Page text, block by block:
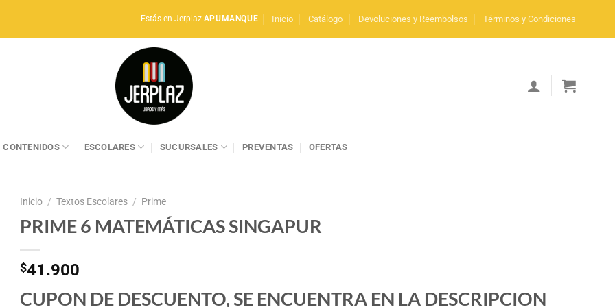
Estás en Jerplaz APUMANQUE Inicio Catálogo Devoluciones y Reembolsos Términos y Condiciones
CONTENIDOS ESCOLARES SUCURSALES PREVENTAS OFERTAS
Inicio / Textos Escolares / Prime
PRIME 6 MATEMÁTICAS SINGAPUR
$41.900
CUPON DE DESCUENTO, SE ENCUENTRA EN LA DESCRIPCION